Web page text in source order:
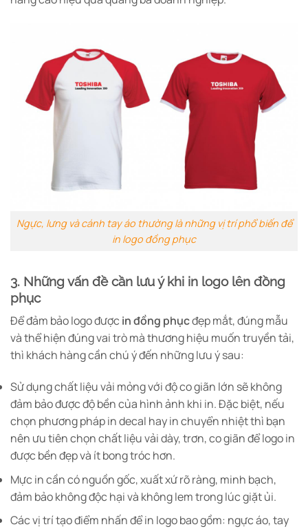
Ngực, lưng và cánh tay áo thường là những vị trí phổ biến để
in logo đồng phục
3. Những vấn đề cần lưu ý khi in logo lên đồng
phục
Để đảm bảo logo được in đồng phụcđẹp mắt, đúng mẫu
và thể hiện đúng vai trò mà thương hiệu muốn truyền tải,
thì khách hàng cần chú ý đến những lưu ý sau:
Sử dụng chất liệu vải mỏng với độ co giãn lớn sẽ không
đảm bảo được độ bền của hình ảnh khi in. Đặc biệt, nếu
chọn phương pháp in decal hay in chuyển nhiệt thì bạn
nên ưu tiên chọn chất liệu vải dày, trơn, co giãn để logo in
được bền đẹp và ít bong tróc hơn.
Mực in cần có nguồn gốc, xuất xứ rõ ràng, minh bạch,
đảm bảo không độc hại và không lem trong lúc giặt ủi.
Các vị trí tạo điểm nhấn để in logo bao gồm: ngực áo, tay